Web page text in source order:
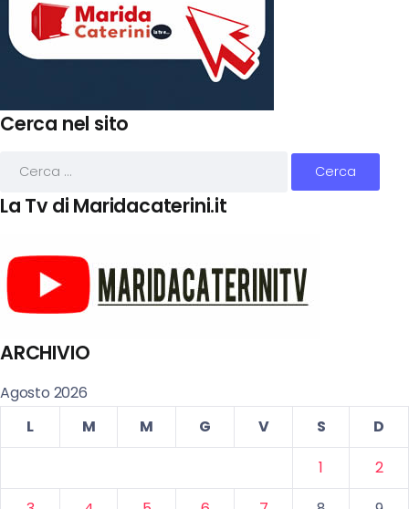
Cerca nel sito
La Tv di Maridacaterini.it
ARCHIVIO
Agosto 2026
L
M M G V S
D
1
2